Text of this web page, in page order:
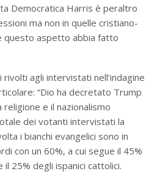
Democratica Harris è peraltro
ma non in quelle cristiano-
questo aspetto abbia fatto
agli intervistati nell’indagine
“Dio ha decretato Trump
e il nazionalismo
dei votanti intervistati la
i bianchi evangelici sono in
con un 60%, a cui segue il 45%
25% degli ispanici cattolici.